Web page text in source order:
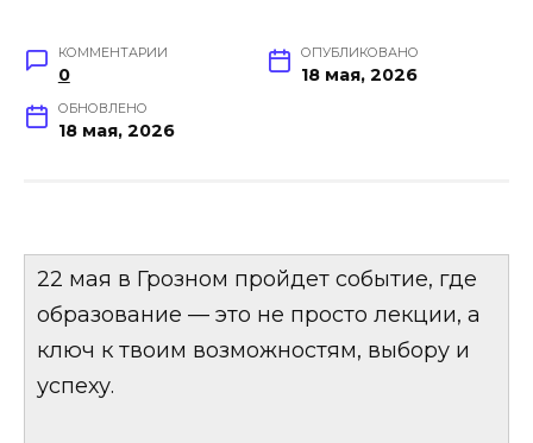
КОММЕНТАРИИ
0
ОПУБЛИКОВАНО
18 мая, 2026
ОБНОВЛЕНО
18 мая, 2026
22 мая в Грозном пройдет событие, где
образование — это не просто лекции, а
ключ к твоим возможностям, выбору и
успеху.